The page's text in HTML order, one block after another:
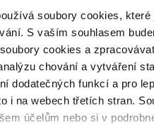
soubory cookies, které
S vaším souhlasem
cookies a
chování a vytváření
dodatečných funkcí a pro
i na webech třetích stran.
účelům nebo si v